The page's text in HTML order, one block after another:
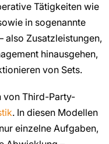
Tätigkeiten wie
in sogenannte
also Zusatzleistungen,
hinausgehen,
von Sets.
von Third-Party-
. In diesen Modellen
einzelne Aufgaben,